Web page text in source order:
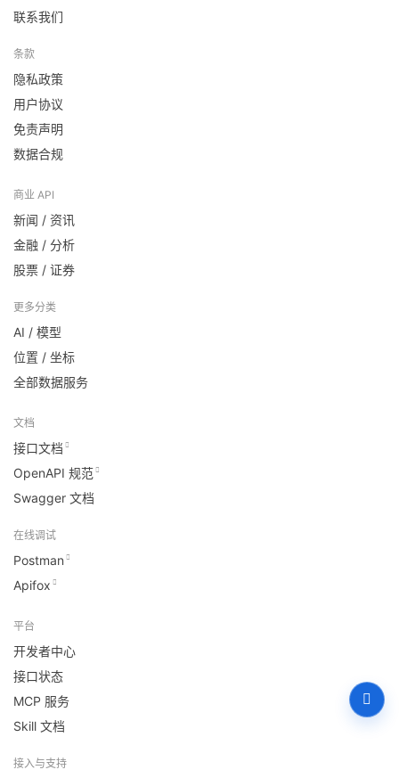
联系我们
条款
隐私政策
用户协议
免责声明
数据合规
商业 API
新闻 / 资讯
金融 / 分析
股票 / 证券
更多分类
AI / 模型
位置 / 坐标
全部数据服务
文档
接口文档
OpenAPI 规范
Swagger 文档
在线调试
Postman
Apifox
平台
开发者中心
接口状态
MCP 服务
Skill 文档
接入与支持